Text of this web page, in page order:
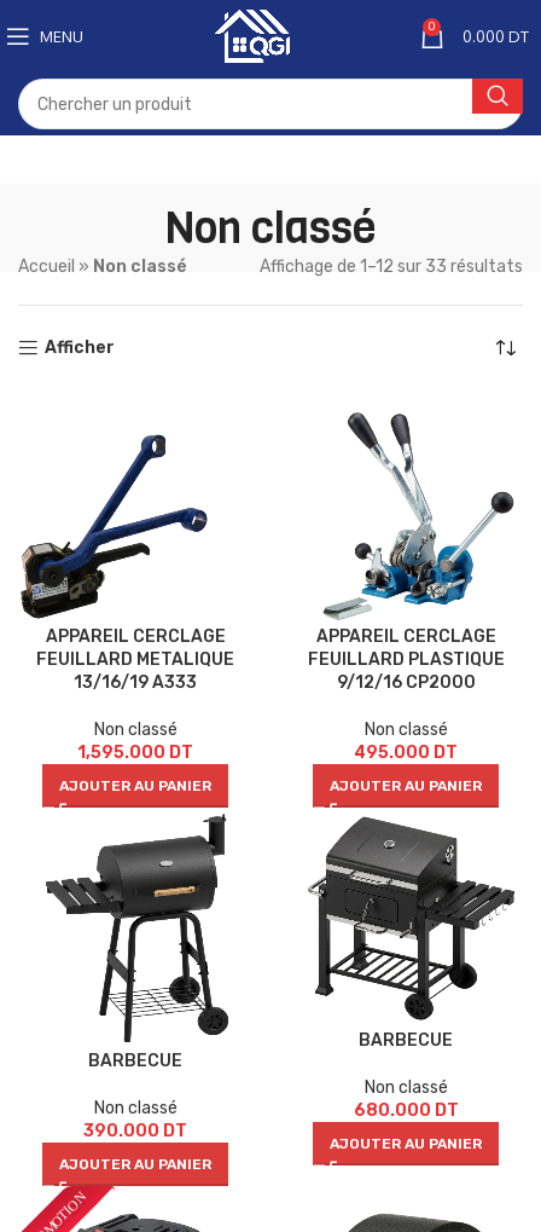
MENU 0 0.000 DT
Non classé
Accueil » Non classé Affichage de 1–12 sur 33 résultats
Afficher
APPAREIL CERCLAGE
FEUILLARD METALIQUE
13/16/19 A333
Non classé
1,595.000 DT
AJOUTER AU PANIER
APPAREIL CERCLAGE
FEUILLARD PLASTIQUE
9/12/16 CP2000
Non classé
495.000 DT
AJOUTER AU PANIER
BARBECUE
Non classé
390.000 DT
AJOUTER AU PANIER
BARBECUE
Non classé
680.000 DT
AJOUTER AU PANIER